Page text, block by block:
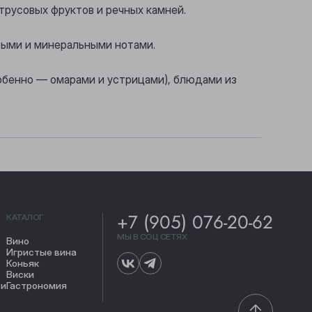
фруктов и речных камней.
и минеральными нотами.
— омарами и устрицами), блюдами из
КАТАЛОГ
Вино
Игристые вина
Коньяк
Виски
Гастрономия
+7 (905) 076-20-62
МЫ В СОЦ СЕТЯХ